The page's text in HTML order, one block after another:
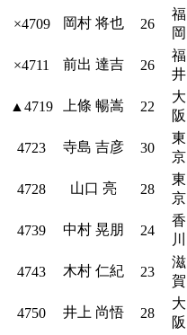
×4709 岡村 将也 26
福
岡
×4711 前出 達吉 26
福
井
▲4719 上條 暢嵩 22
大
阪
4723 寺島 吉彦 30
東
京
4728 山口 亮 28
東
京
4739 中村 晃朋 24
香
川
4743 木村 仁紀 23
滋
賀
4750 井上 尚悟 28
大
阪